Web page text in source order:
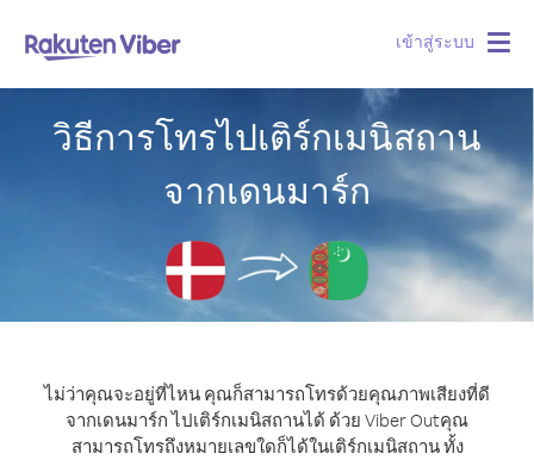
เข้าสู่ระบบ
วิธีการโทรไปเติร์กเมนิสถาน
จากเดนมาร์ก
ไม่ว่าคุณจะอยู่ที่ไหน คุณก็สามารถโทรด้วยคุณภาพเสียงที่ดี
จากเดนมาร์ก ไปเติร์กเมนิสถานได้ ด้วย Viber Outคุณ
สามารถโทรถึงหมายเลขใดก็ได้ในเติร์กเมนิสถาน ทั้ง